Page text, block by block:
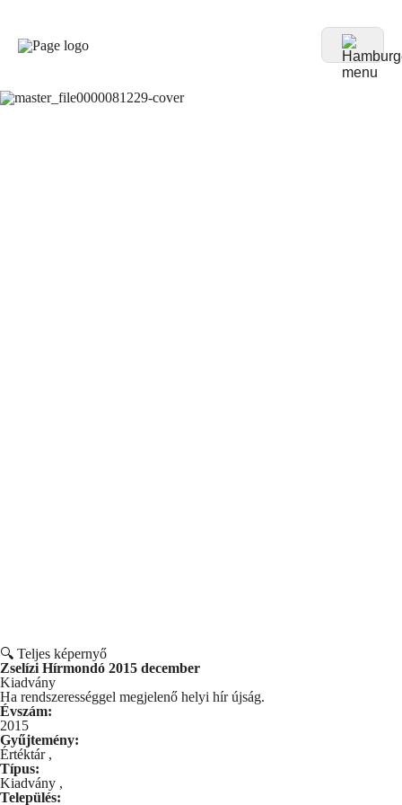
🔍 Teljes képernyő
Zselízi Hírmondó 2015 december
Kiadvány
Ha rendszerességgel megjelenő helyi hír újság.
Évszám:
2015
Gyűjtemény:
Értéktár ,
Típus:
Kiadvány ,
Település: